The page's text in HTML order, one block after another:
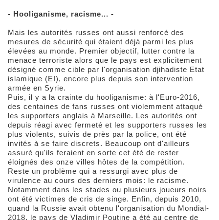
- Hooliganisme, racisme... -
Mais les autorités russes ont aussi renforcé des
mesures de sécurité qui étaient déjà parmi les plus
élevées au monde. Premier objectif, lutter contre la
menace terroriste alors que le pays est explicitement
désigné comme cible par l'organisation djihadiste Etat
islamique (EI), encore plus depuis son intervention
armée en Syrie.
Puis, il y a la crainte du hooliganisme: à l'Euro-2016,
des centaines de fans russes ont violemment attaqué
les supporters anglais à Marseille. Les autorités ont
depuis réagi avec fermeté et les supporters russes les
plus violents, suivis de près par la police, ont été
invités à se faire discrets. Beaucoup ont d'ailleurs
assuré qu'ils feraient en sorte cet été de rester
éloignés des onze villes hôtes de la compétition.
Reste un problème qui a ressurgi avec plus de
virulence au cours des derniers mois: le racisme.
Notamment dans les stades ou plusieurs joueurs noirs
ont été victimes de cris de singe. Enfin, depuis 2010,
quand la Russie avait obtenu l'organisation du Mondial-
2018, le pays de Vladimir Poutine a été au centre de